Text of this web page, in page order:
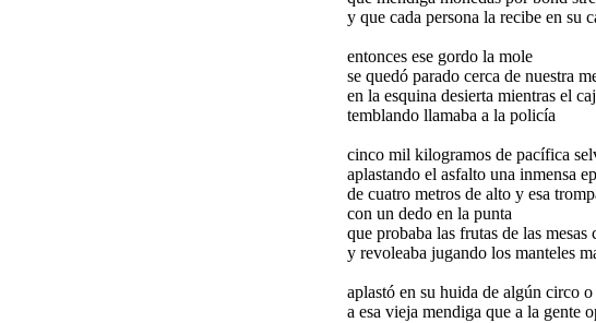
y que cada persona la recibe en su
entonces ese gordo la mole
se quedó parado cerca de nuestra
en la esquina desierta mientras el
temblando llamaba a la policía
cinco mil kilogramos de pacífica
aplastando el asfalto una inmensa
de cuatro metros de alto y esa
con un dedo en la punta
que probaba las frutas de las mesas
y revoleaba jugando los manteles
aplastó en su huida de algún circo
a esa vieja mendiga que a la gente